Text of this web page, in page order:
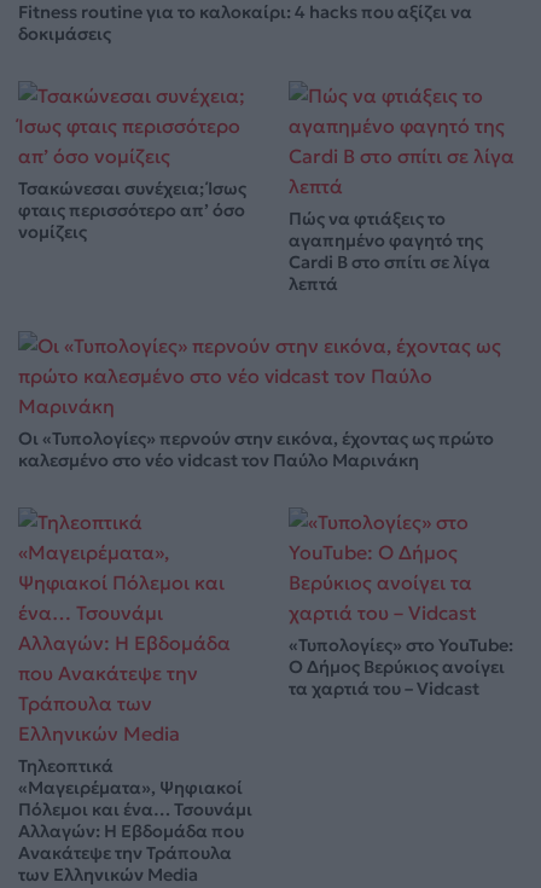
Fitness routine για το καλοκαίρι: 4 hacks που αξίζει να
δοκιμάσεις
Τσακώνεσαι συνέχεια; Ίσως
φταις περισσότερο απ’ όσο
νομίζεις
Πώς να φτιάξεις το
αγαπημένο φαγητό της
Cardi B στο σπίτι σε λίγα
λεπτά
Οι «Τυπολογίες» περνούν στην εικόνα, έχοντας ως πρώτο
καλεσμένο στο νέο vidcast τον Παύλο Μαρινάκη
Τηλεοπτικά
«Μαγειρέματα», Ψηφιακοί
Πόλεμοι και ένα… Τσουνάμι
Αλλαγών: Η Εβδομάδα που
Ανακάτεψε την Τράπουλα
των Ελληνικών Media
«Τυπολογίες» στο YouTube:
Ο Δήμος Βερύκιος ανοίγει
τα χαρτιά του – Vidcast